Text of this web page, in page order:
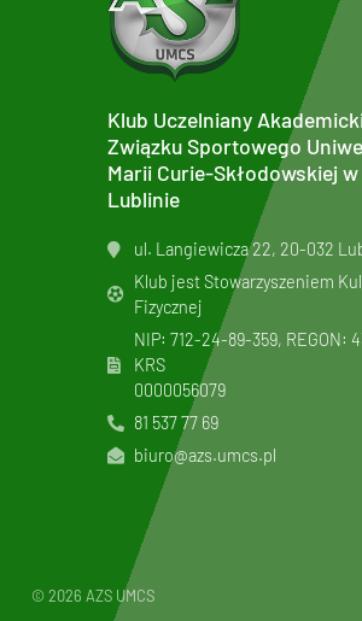
Klub Uczelniany
Związku Sportowego
Marii Curie-Skłodowskiej w
Lublinie
ul. Langiewicza 22, 20-032
Klub jest Stowarzyszeniem
Fizycznej
NIP: 712-24-89-359, REGON:
KRS
0000056079
81 537 77 69
biuro@azs.umcs.pl
© 2026 AZS UMCS